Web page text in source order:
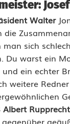
Walter
die
man sich
Du warst ein
ein echter
weitere
Albert